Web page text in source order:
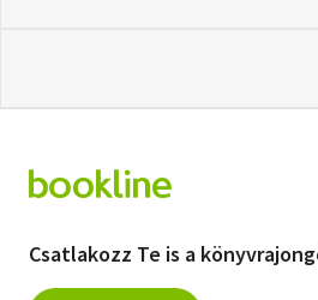
Csatlakozz Te is a